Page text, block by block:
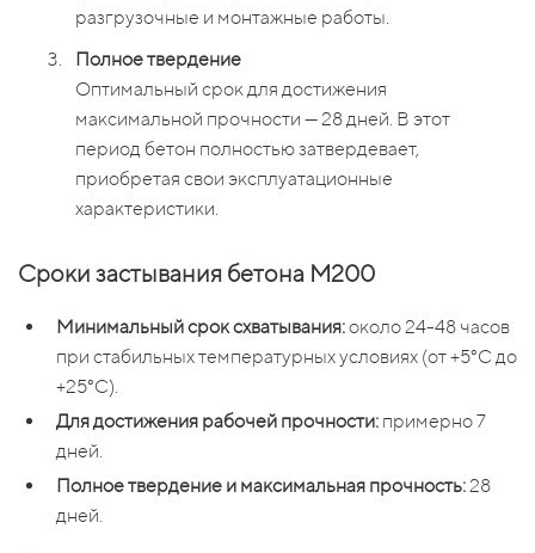
разгрузочные и монтажные работы.
Полное твердение
Оптимальный срок для достижения
максимальной прочности — 28 дней. В этот
период бетон полностью затвердевает,
приобретая свои эксплуатационные
характеристики.
Сроки застывания бетона М200
Минимальный срок схватывания:около 24-48 часов
при стабильных температурных условиях (от +5°C до
+25°C).
Для достижения рабочей прочности: примерно 7
дней.
Полное твердение и максимальная прочность:28
дней.